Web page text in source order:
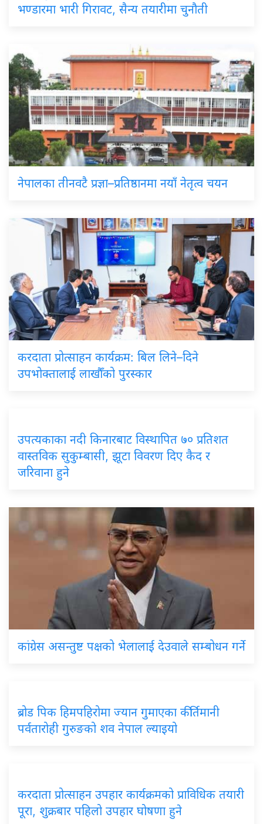
भण्डारमा भारी गिरावट, सैन्य तयारीमा चुनौती
नेपालका तीनवटै प्रज्ञा–प्रतिष्ठानमा नयाँ नेतृत्व चयन
करदाता प्रोत्साहन कार्यक्रम: बिल लिने–दिने
उपभोक्तालाई लाखौँको पुरस्कार
उपत्यकाका नदी किनारबाट विस्थापित ७० प्रतिशत
वास्तविक सुकुम्बासी, झूटा विवरण दिए कैद र
जरिवाना हुने
कांग्रेस असन्तुष्ट पक्षको भेलालाई देउवाले सम्बोधन गर्ने
ब्रोड पिक हिमपहिरोमा ज्यान गुमाएका कीर्तिमानी
पर्वतारोही गुरुङको शव नेपाल ल्याइयो
करदाता प्रोत्साहन उपहार कार्यक्रमको प्राविधिक तयारी
पूरा, शुक्रबार पहिलो उपहार घोषणा हुने